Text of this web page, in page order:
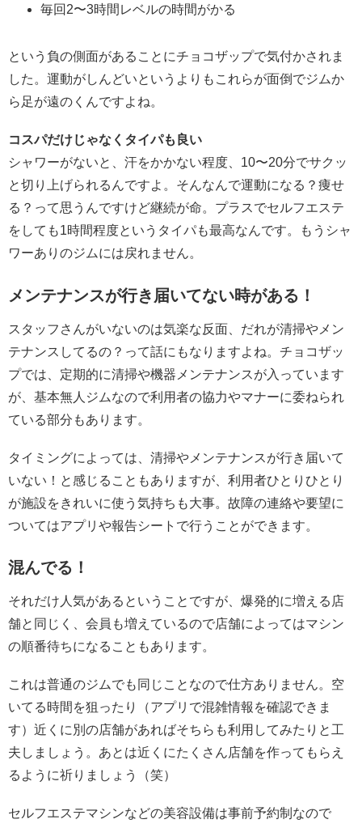
毎回2〜3時間レベルの時間がかる
という負の側面があることにチョコザップで気付かされま
した。運動がしんどいというよりもこれらが面倒でジムか
ら足が遠のくんですよね。
コスパだけじゃなくタイパも良い
シャワーがないと、汗をかかない程度、10〜20分でサクッ
と切り上げられるんですよ。そんなんで運動になる？痩せ
る？って思うんですけど継続が命。プラスでセルフエステ
をしても1時間程度というタイパも最高なんです。もうシャ
ワーありのジムには戻れません。
メンテナンスが行き届いてない時がある！
スタッフさんがいないのは気楽な反面、だれが清掃やメン
テナンスしてるの？って話にもなりますよね。チョコザッ
プでは、定期的に清掃や機器メンテナンスが入っています
が、基本無人ジムなので利用者の協力やマナーに委ねられ
ている部分もあります。
タイミングによっては、清掃やメンテナンスが行き届いて
いない！と感じることもありますが、利用者ひとりひとり
が施設をきれいに使う気持ちも大事。故障の連絡や要望に
ついてはアプリや報告シートで行うことができます。
混んでる！
それだけ人気があるということですが、爆発的に増える店
舗と同じく、会員も増えているので店舗によってはマシン
の順番待ちになることもあります。
これは普通のジムでも同じことなので仕方ありません。空
いてる時間を狙ったり（アプリで混雑情報を確認できま
す）近くに別の店舗があればそちらも利用してみたりと工
夫しましょう。あとは近くにたくさん店舗を作ってもらえ
るように祈りましょう（笑）
セルフエステマシンなどの美容設備は事前予約制なので